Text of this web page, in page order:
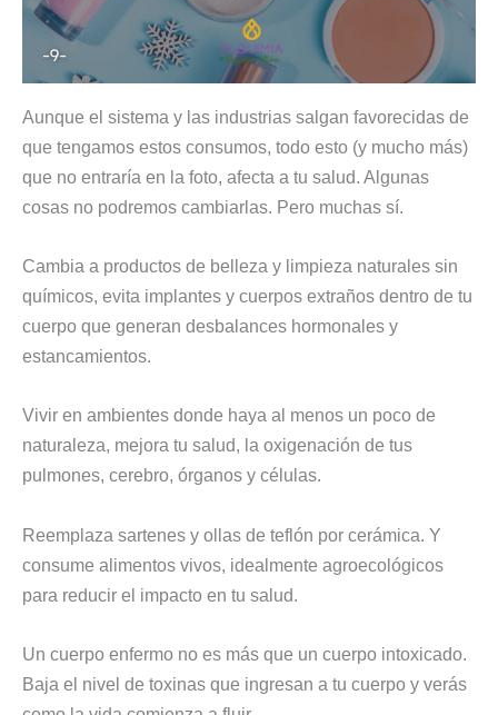
Aunque el sistema y las industrias salgan favorecidas de
que tengamos estos consumos, todo esto (y mucho más)
que no entraría en la foto, afecta a tu salud. Algunas
cosas no podremos cambiarlas. Pero muchas sí.
Cambia a productos de belleza y limpieza naturales sin
químicos, evita implantes y cuerpos extraños dentro de tu
cuerpo que generan desbalances hormonales y
estancamientos.
Vivir en ambientes donde haya al menos un poco de
naturaleza, mejora tu salud, la oxigenación de tus
pulmones, cerebro, órganos y células.
Reemplaza sartenes y ollas de teflón por cerámica. Y
consume alimentos vivos, idealmente agroecológicos
para reducir el impacto en tu salud.
Un cuerpo enfermo no es más que un cuerpo intoxicado.
Baja el nivel de toxinas que ingresan a tu cuerpo y verás